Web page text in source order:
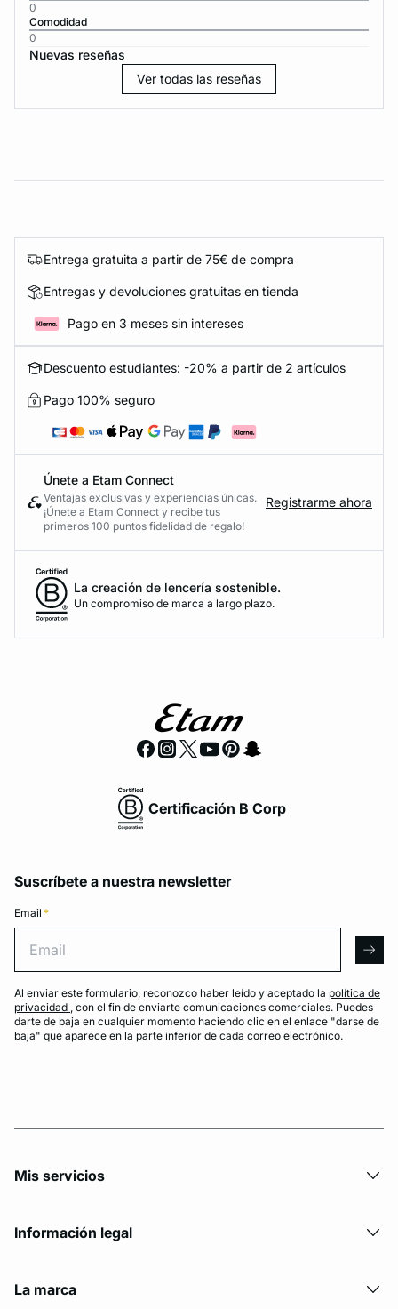
0
Comodidad
0
Nuevas reseñas
Ver todas las reseñas
Entrega gratuita a partir de 75€ de compra
Entregas y devoluciones gratuitas en tienda
Pago en 3 meses sin intereses
Descuento estudiantes: -20% a partir de 2 artículos
Pago 100% seguro
Únete a Etam Connect
Ventajas exclusivas y experiencias únicas.
¡Únete a Etam Connect y recibe tus
primeros 100 puntos fidelidad de regalo!
Registrarme ahora
La creación de lencería sostenible.
Un compromiso de marca a largo plazo.
Certificación B Corp
Suscríbete a nuestra newsletter
Email *
Al enviar este formulario, reconozco haber leído y aceptado la política de
privacidad , con el fin de enviarte comunicaciones comerciales. Puedes
darte de baja en cualquier momento haciendo clic en el enlace "darse de
baja" que aparece en la parte inferior de cada correo electrónico.
Mis servicios
Información legal
La marca